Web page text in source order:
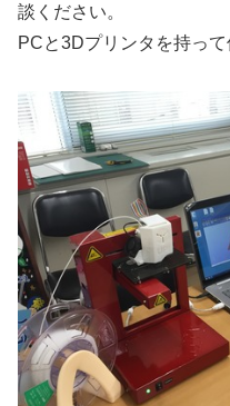
談ください。
PCと3Dプリンタを持っ